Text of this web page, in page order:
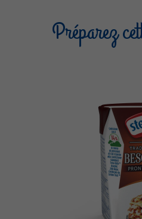
Préparez